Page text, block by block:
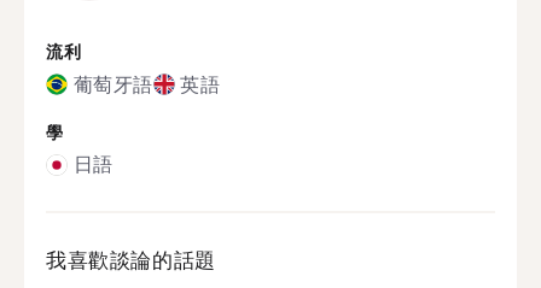
流利
葡萄牙語 英語
學
日語
我喜歡談論的話題